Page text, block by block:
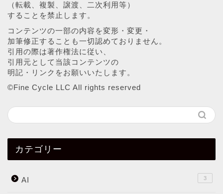
（転載、複製、譲渡、二次利用等）
することを禁止します。
コンテンツの一部の内容を変形・変更・
加筆修正することも一切認めておりません。
引用の際は著作権法に従い、
引用元として当該コンテンツの
明記・リンクをお願いいたします。
©︎Fine Cycle LLC All rights reserved
カテゴリー
AI 3